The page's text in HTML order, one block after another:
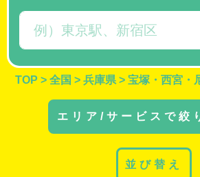
TOP > 全国 > 兵庫県 > 宝塚・西宮・
エリア/サービスで絞
並び替え